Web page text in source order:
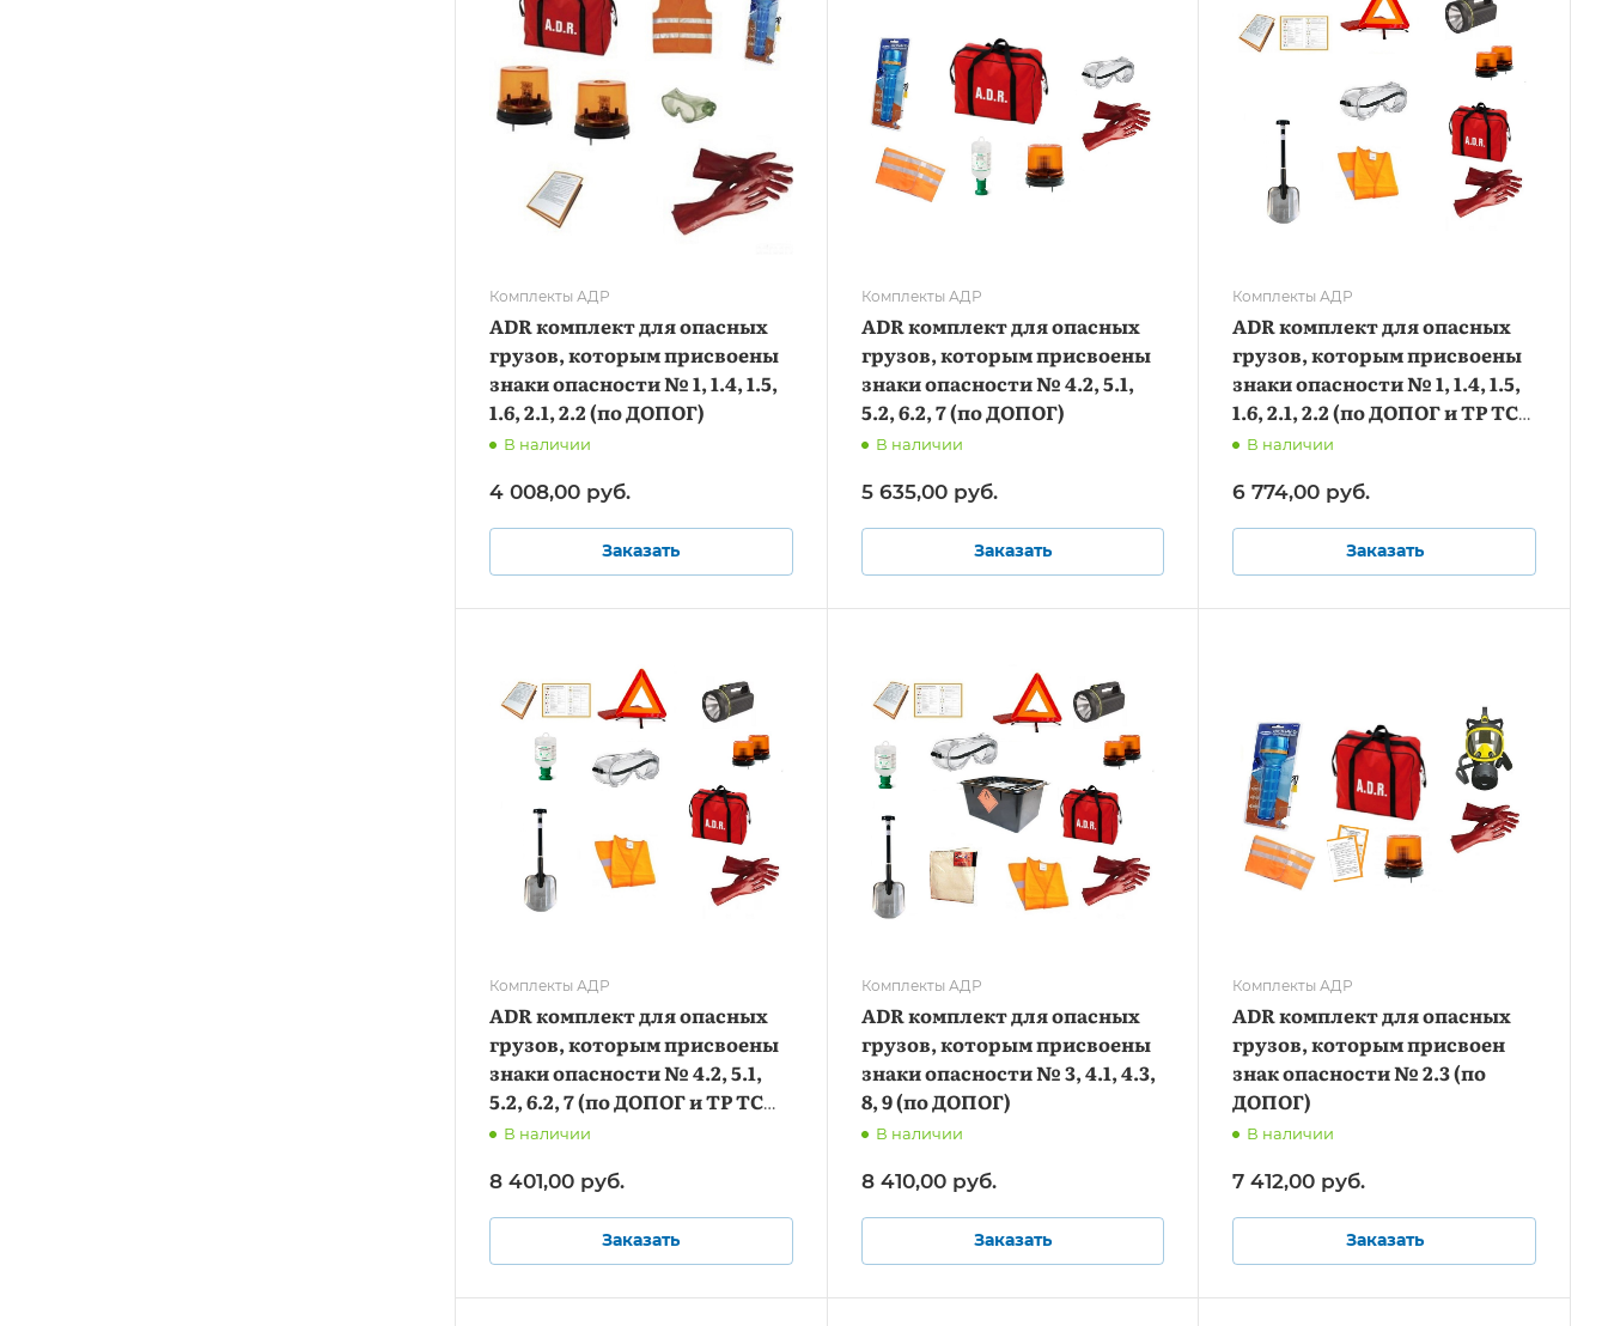
Комплекты АДР
ADR комплект для опасных
грузов, которым присвоены
знаки опасности № 1, 1.4, 1.5,
1.6, 2.1, 2.2 (по ДОПОГ)
В наличии
4 008,00 руб.
Заказать
Комплекты АДР
ADR комплект для опасных
грузов, которым присвоены
знаки опасности № 4.2, 5.1,
5.2, 6.2, 7 (по ДОПОГ)
В наличии
5 635,00 руб.
Заказать
Комплекты АДР
ADR комплект для опасных
грузов, которым присвоены
знаки опасности № 1, 1.4, 1.5,
1.6, 2.1, 2.2 (по ДОПОГ и ТР ТС
018/2011)
В наличии
6 774,00 руб.
Заказать
Комплекты АДР
ADR комплект для опасных
грузов, которым присвоены
знаки опасности № 4.2, 5.1,
5.2, 6.2, 7 (по ДОПОГ и ТР ТС
018/2011)
В наличии
8 401,00 руб.
Заказать
Комплекты АДР
ADR комплект для опасных
грузов, которым присвоены
знаки опасности № 3, 4.1, 4.3,
8, 9 (по ДОПОГ)
В наличии
8 410,00 руб.
Заказать
Комплекты АДР
ADR комплект для опасных
грузов, которым присвоен
знак опасности № 2.3 (по
ДОПОГ)
В наличии
7 412,00 руб.
Заказать